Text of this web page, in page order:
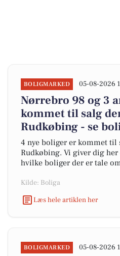
BOLIGMARKED 05-08-2026
Nørrebro 98 og 3
kommet til salg
Rudkøbing - se
4 nye boliger er kommet til
Rudkøbing. Vi giver dig
hvilke boliger der er tale
Kilde: Boliga
Læs hele artiklen her
BOLIGMARKED 05-08-2026